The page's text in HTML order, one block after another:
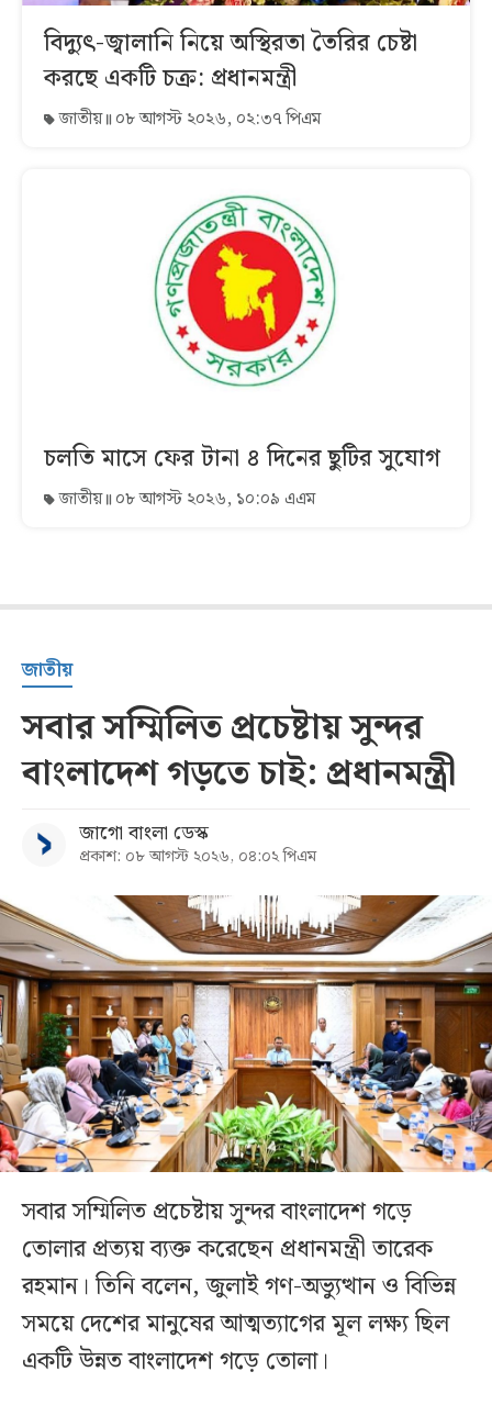
বিদ্যুৎ-জ্বালানি নিয়ে অস্থিরতা তৈরির চেষ্টা
করছে একটি চক্র: প্রধানমন্ত্রী
জাতীয় ০৮ আগস্ট ২০২৬, ০২:৩৭ পিএম
চলতি মাসে ফের টানা ৪ দিনের ছুটির সুযোগ
জাতীয় ০৮ আগস্ট ২০২৬, ১০:০৯ এএম
জাতীয়
সবার সম্মিলিত প্রচেষ্টায় সুন্দর
বাংলাদেশ গড়তে চাই: প্রধানমন্ত্রী
জাগো বাংলা ডেস্ক
প্রকাশ: ০৮ আগস্ট ২০২৬, ০৪:০২ পিএম
সবার সম্মিলিত প্রচেষ্টায় সুন্দর বাংলাদেশ গড়ে
তোলার প্রত্যয় ব্যক্ত করেছেন প্রধানমন্ত্রী তারেক
রহমান। তিনি বলেন, জুলাই গণ-অভ্যুত্থান ও বিভিন্ন
সময়ে দেশের মানুষের আত্মত্যাগের মূল লক্ষ্য ছিল
একটি উন্নত বাংলাদেশ গড়ে তোলা।